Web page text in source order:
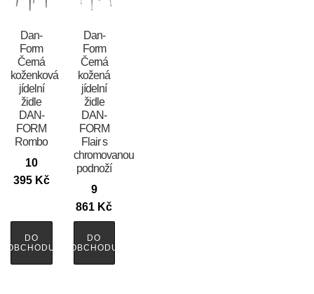
​​​​​Dan-
Form
Černá
koženková
jídelní
židle
DAN-
FORM
Rombo
10
395 Kč
DO
OBCHODU
​​​​​Dan-
Form
Černá
kožená
jídelní
židle
DAN-
FORM
Flair s
chromovanou
podnoží
9
861 Kč
DO
OBCHODU